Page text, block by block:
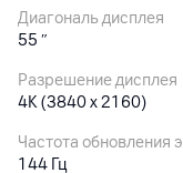
Диагональ дисплея
55 ″
Разрешение дисплея
4K (3840 x 2160)
Частота обновления
144 Гц